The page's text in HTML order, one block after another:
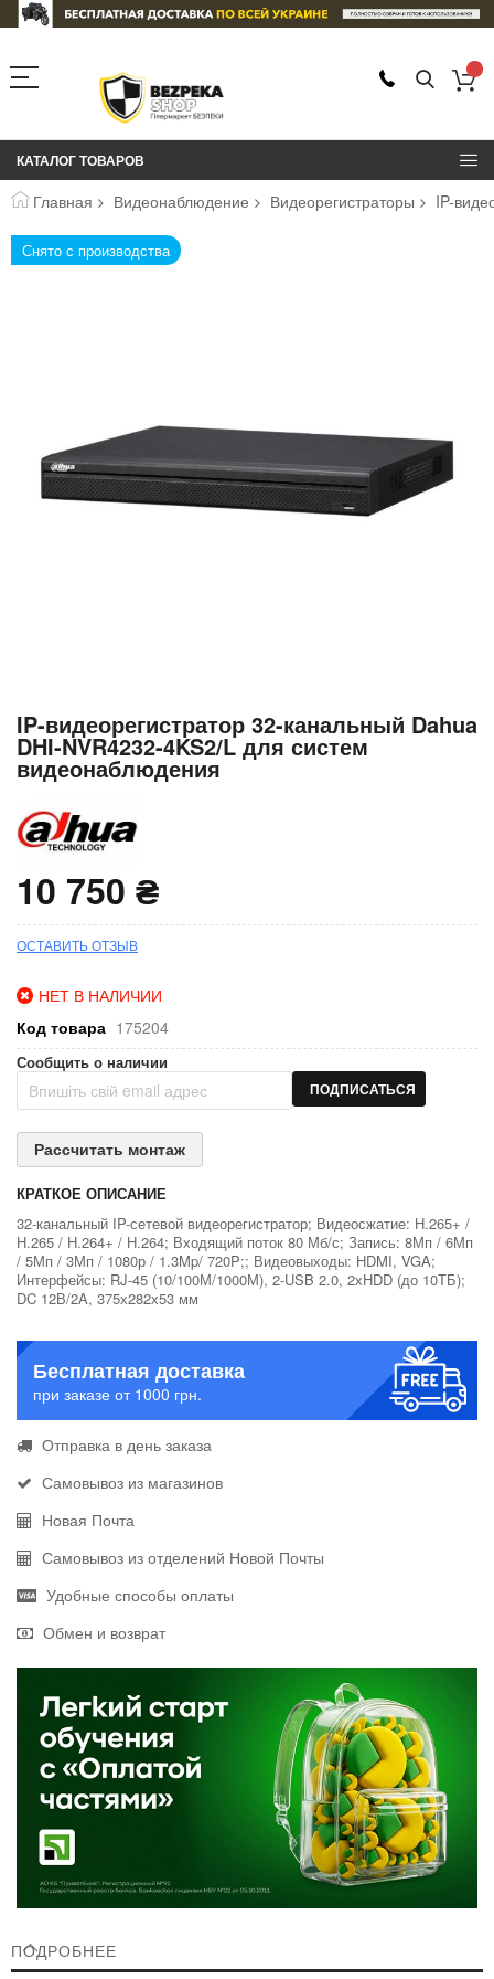
КАТАЛОГ ТОВАРОВ
Главная Видеонаблюдение Видеорегистраторы IP-
Пропустить
и
Снято с производства
Перейти
началу
галереи
IP-видеорегистратор 32-канальный Dahua
DHI-NVR4232-4KS2/L для систем
видеонаблюдения
10 750 ₴
ОСТАВИТЬ ОТЗЫВ
НЕТ В НАЛИЧИИ
Код товара 175204
Сообщить о наличии
ПОДПИСАТЬСЯ
Рассчитать монтаж
КРАТКОЕ ОПИСАНИЕ
32-канальный IP-сетевой видеорегистратор; Видеосжатие: H.265+ /
H.265 / H.264+ / H.264; Входящий поток 80 Мб/с; Запись: 8Мп / 6Мп
/ 5Мп / 3Мп / 1080р / 1.3Mp/ 720P;; Видеовыходы: HDMI, VGA;
Интерфейсы: RJ-45 (10/100М/1000М), 2-USB 2.0, 2хHDD (до 10ТБ);
DC 12В/2A, 375х282х53 мм
Бесплатная доставка
при заказе от 1000 грн.
Отправка в день заказа
Самовывоз из магазинов
Новая Почта
Самовывоз из отделений Новой Почты
Удобные способы оплаты
Обмен и возврат
ПОДРОБНЕЕ